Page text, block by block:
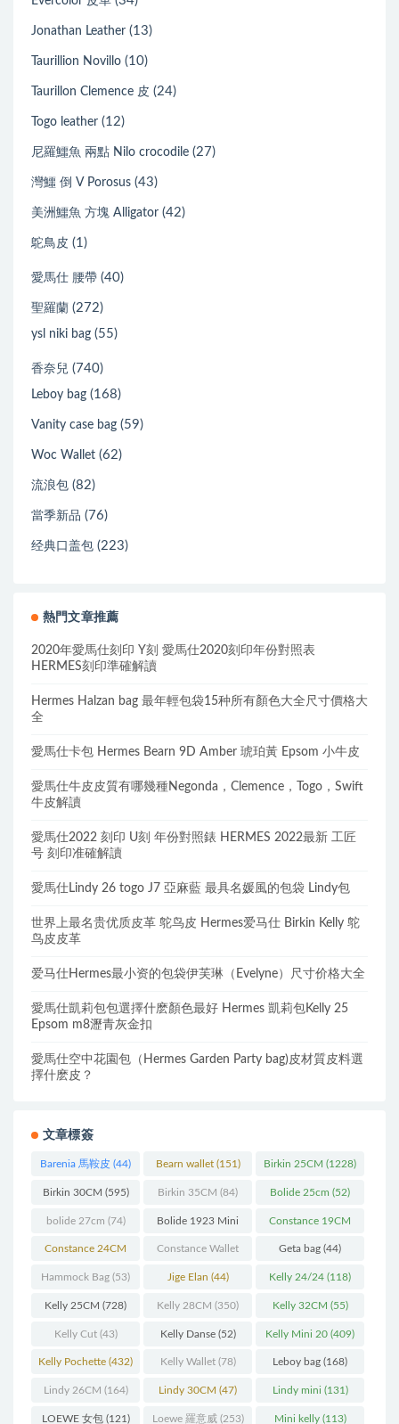
Jonathan Leather (13)
Taurillion Novillo (10)
Taurillon Clemence 皮 (24)
Togo leather (12)
尼羅鱷魚 兩點 Nilo crocodile (27)
灣鱷 倒 V Porosus (43)
美洲鱷魚 方塊 Alligator (42)
鴕鳥皮 (1)
愛馬仕 腰帶 (40)
聖羅蘭 (272)
ysl niki bag (55)
香奈兒 (740)
Leboy bag (168)
Vanity case bag (59)
Woc Wallet (62)
流浪包 (82)
當季新品 (76)
经典口盖包 (223)
熱門文章推薦
2020年愛馬仕刻印 Y刻 愛馬仕2020刻印年份對照表
HERMES刻印準確解讀
Hermes Halzan bag 最年輕包袋15种所有顏色大全尺寸價格大
全
愛馬仕卡包 Hermes Bearn 9D Amber 琥珀黃 Epsom 小牛皮
愛馬仕牛皮皮質有哪幾種Negonda，Clemence，Togo，Swift
牛皮解讀
愛馬仕2022 刻印 U刻 年份對照錶 HERMES 2022最新 工匠
号 刻印准確解讀
愛馬仕Lindy 26 togo J7 亞麻藍 最具名媛風的包袋 Lindy包
世界上最名贵优质皮革 鸵鸟皮 Hermes爱马仕 Birkin Kelly 鸵
鸟皮皮革
爱马仕Hermes最小资的包袋伊芙琳（Evelyne）尺寸价格大全
愛馬仕凱莉包包選擇什麽顏色最好 Hermes 凱莉包Kelly 25
Epsom m8瀝青灰金扣
愛馬仕空中花園包（Hermes Garden Party bag)皮材質皮料選
擇什麽皮？
文章標簽
Barenia 馬鞍皮 (44) Bearn wallet(151) Birkin 25CM (1228)
Birkin 30CM (595) Birkin 35CM (84) Bolide 25cm (52)
bolide 27cm (74) Bolide 1923 Mini
(93)
Constance 19CM
(571)
Constance 24CM
(216)
Constance Wallet
(60)
Geta bag (44)
Hammock Bag (53) Jige Elan (44) Kelly 24/24 (118)
Kelly 25CM (728) Kelly 28CM (350) Kelly 32CM (55)
Kelly Cut(43) Kelly Danse(52) Kelly Mini 20 (409)
Kelly Pochette (432) Kelly Wallet(78) Leboy bag (168)
Lindy 26CM (164) Lindy 30CM (47) Lindy mini (131)
LOEWE 女包(121) Loewe 羅意威(253) Mini kelly(113)